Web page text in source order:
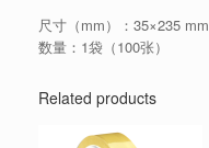
尺寸（mm）：35×235 mm
数量：1袋（100张）
Related products